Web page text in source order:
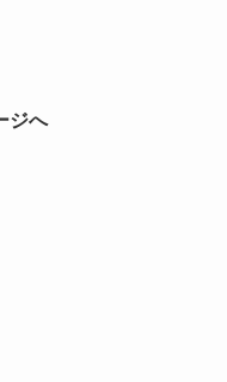
ジへ